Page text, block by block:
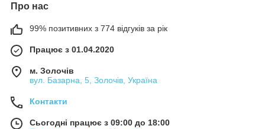
Про нас
99% позитивних з 774 відгуків за рік
Працює з 01.04.2020
м. Золочів
вул. Базарна, 5, Золочів, Україна
Контакти
Сьогодні працює з 09:00 до 18:00